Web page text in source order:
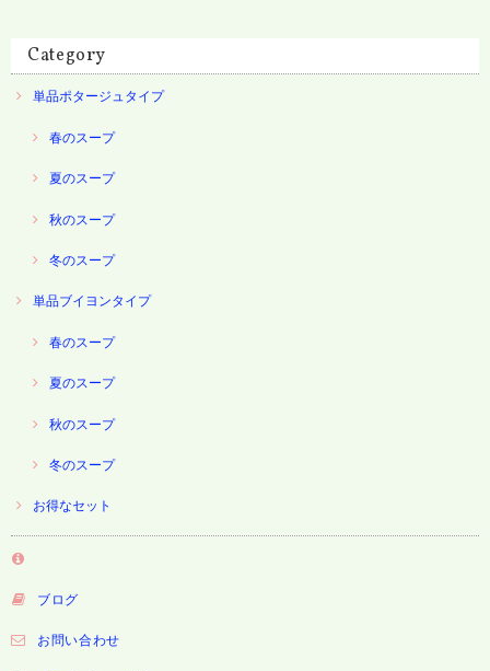
Category
単品ポタージュタイプ
春のスープ
夏のスープ
秋のスープ
冬のスープ
単品ブイヨンタイプ
春のスープ
夏のスープ
秋のスープ
冬のスープ
お得なセット
ブログ
お問い合わせ